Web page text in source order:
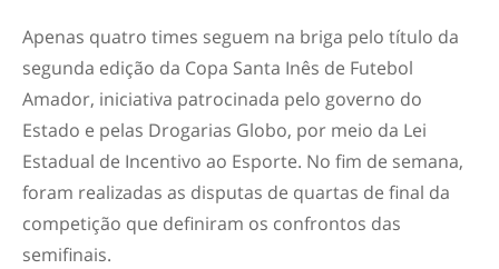
Apenas quatro times seguem na briga pelo título da
segunda edição da Copa Santa Inês de Futebol
Amador, iniciativa patrocinada pelo governo do
Estado e pelas Drogarias Globo, por meio da Lei
Estadual de Incentivo ao Esporte. No fim de semana,
foram realizadas as disputas de quartas de final da
competição que definiram os confrontos das
semifinais.